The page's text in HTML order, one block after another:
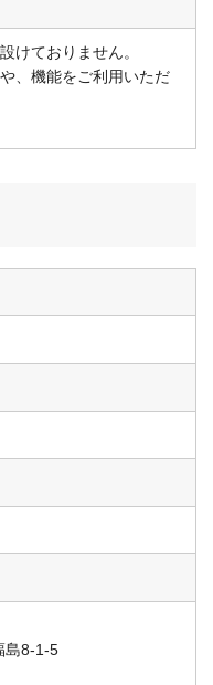
けておりません。
、機能をご利用いただ
島8-1-5